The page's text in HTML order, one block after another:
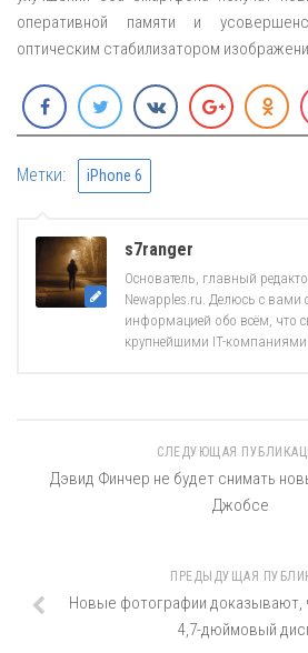
оперативной памяти и
оптическим стабилизатором
Метки: iPhone 6
s7ranger
Основатель, главный
Newapples.ru. Делюсь с вами
информацией обо всём, что
крупнейшими IT-
СЛЕДУЮЩАЯ
Дэвид Финчер не будет снимать
Джобсе
ПРЕДЫДУЩАЯ
Новые фотографии доказывают,
4,7-дюймовый